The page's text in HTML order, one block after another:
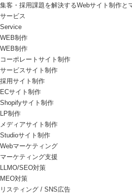
集客・採用課題を解決するWebサイト制作と
サービス
Service
WEB制作
WEB制作
コーポレートサイト制作
サービスサイト制作
採用サイト制作
ECサイト制作
Shopifyサイト制作
LP制作
メディアサイト制作
Studioサイト制作
Webマーケティング
マーケティング支援
LLMO/SEO対策
MEO対策
リスティング / SNS広告